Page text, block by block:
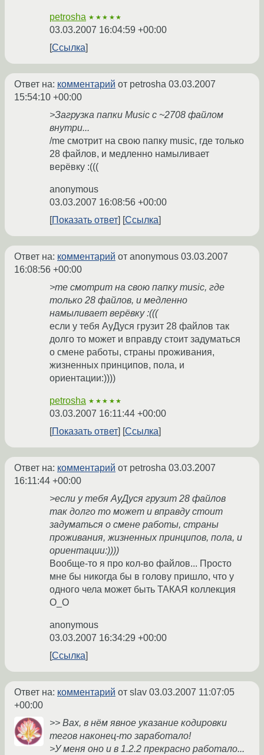
petrosha ★★★★★
03.03.2007 16:04:59 +00:00
Ссылка
Ответ на: комментарий от petrosha 03.03.2007
15:54:10 +00:00
>Загрузка папки Music c ~2708 файлом
внутри...
/me смотрит на свою папку music, где только
28 файлов, и медленно намыливает
верёвку :(((
anonymous
03.03.2007 16:08:56 +00:00
Показать ответ
Ссылка
Ответ на: комментарий от anonymous 03.03.2007
16:08:56 +00:00
>me смотрит на свою папку music, где
только 28 файлов, и медленно
намыливает верёвку :(((
если у тебя АуДуся грузит 28 файлов так
долго то может и вправду стоит задуматься
о смене работы, страны проживания,
жизненных принципов, пола, и
ориентации:))))
petrosha ★★★★★
03.03.2007 16:11:44 +00:00
Показать ответ
Ссылка
Ответ на: комментарий от petrosha 03.03.2007
16:11:44 +00:00
>если у тебя АуДуся грузит 28 файлов
так долго то может и вправду стоит
задуматься о смене работы, страны
проживания, жизненных принципов, пола, и
ориентации:))))
Вообще-то я про кол-во файлов... Просто
мне бы никогда бы в голову пришло, что у
одного чела может быть ТАКАЯ коллекция
О_О
anonymous
03.03.2007 16:34:29 +00:00
Ссылка
Ответ на: комментарий от slav 03.03.2007 11:07:05
+00:00
>> Вах, в нём явное указание кодировки
тегов наконец-то заработало!
>У меня оно и в 1.2.2 прекрасно работало...